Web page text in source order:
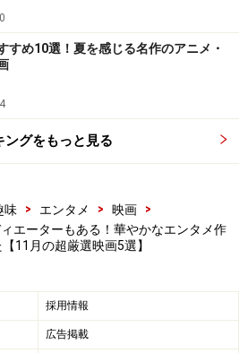
年11月29日公開
作委員会
横浜流星）が脱走。彼は見た目
地に現れるのですが……。
すめ10選！夏を感じる名作のアニメ・
ングをもっと見る
味 > エンタメ > 映画
>
エーターもある！華やかなエンタメ作
11月の超厳選映画5選】
採用情報
広告掲載